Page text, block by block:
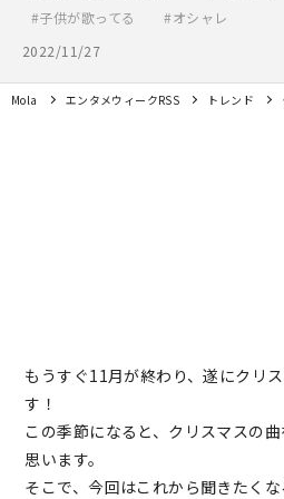
子供が歌ってる
オシャレ
2022/11/27
Mola エンタメウィークRSS トレンド
もうすぐ11月が終わり、遂にクリ
す！
この季節になると、クリスマスの
思います。
そこで、今回はこれから聞きたく